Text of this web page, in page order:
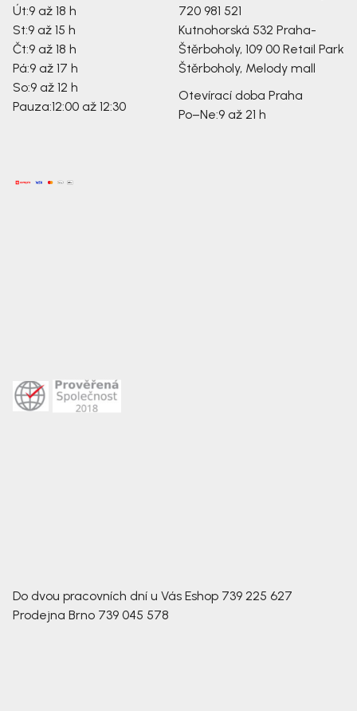
Út:9 až 18 h
St:9 až 15 h
Čt:9 až 18 h
Pá:9 až 17 h
So:9 až 12 h
Pauza:12:00 až 12:30
720 981 521
Kutnohorská 532 Praha-
Štěrboholy, 109 00 Retail Park
Štěrboholy, Melody mall
Otevírací doba Praha
Po–Ne:9 až 21 h
Do dvou pracovních dní u Vás Eshop 739 225 627
Prodejna Brno 739 045 578